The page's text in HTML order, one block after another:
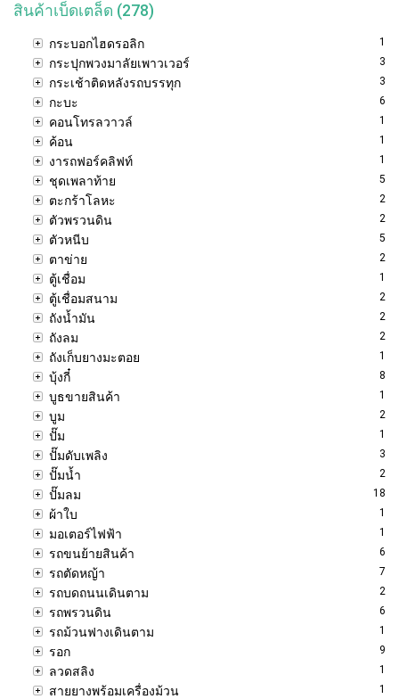
สินค้าเบ็ดเตล็ด (278)
กระบอกไฮดรอลิก 1
กระปุกพวงมาลัยเพาวเวอร์ 3
กระเช้าติดหลังรถบรรทุก 3
กะบะ 6
คอนโทรลวาวล์ 1
ค้อน 1
งารถฟอร์คลิฟท์ 1
ชุดเพลาท้าย 5
ตะกร้าโลหะ 2
ตัวพรวนดิน 2
ตัวหนีบ 5
ตาข่าย 2
ตู้เชื่อม 1
ตู้เชื่อมสนาม 2
ถังน้ำมัน 2
ถังลม 2
ถังเก็บยางมะตอย 1
บุ้งกี๋ 8
บูธขายสินค้า 1
บูม 2
ปั๊ม 1
ปั๊มดับเพลิง 3
ปั๊มน้ำ 2
ปั๊มลม 18
ผ้าใบ 1
มอเตอร์ไฟฟ้า 1
รถขนย้ายสินค้า 6
รถตัดหญ้า 7
รถบดถนนเดินตาม 2
รถพรวนดิน 6
รถม้วนฟางเดินตาม 1
รอก 9
ลวดสลิง 1
สายยางพร้อมเครื่องม้วน 1